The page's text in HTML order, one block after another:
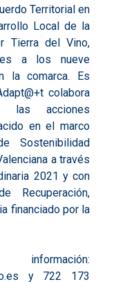
Territorial en
Local de la
Tierra del Vino,
a los nueve
la comarca. Es
colabora
acciones
en el marco
Sostenibilidad
a través
2021 y con
Recuperación,
financiado por la
y 722 173